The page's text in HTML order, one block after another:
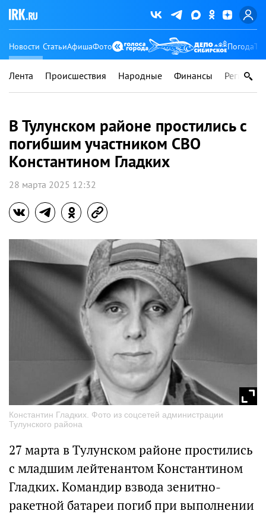
Новости СтатьиАфишаФото Погода
Лента Происшествия Народные Финансы Регионы
В Тулунском районе простились с
погибшим участником СВО
Константином Гладких
28 марта 2025 12:32
Константин Гладких. Фото из соцсетей администрации
Тулунского района
27 марта в Тулунском районе простились
с младшим лейтенантом Константином
Гладких. Командир взвода зенитно-
ракетной батареи погиб при выполнении